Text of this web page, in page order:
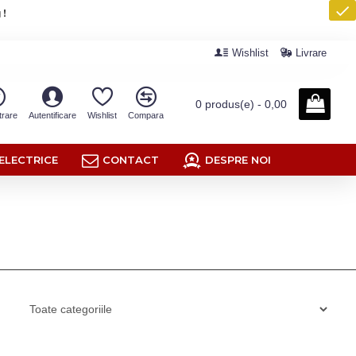
!
Wishlist Livrare
Autentificare Wishlist Compara
0 produs(e) - 0,00
CONTACT DESPRE NOI